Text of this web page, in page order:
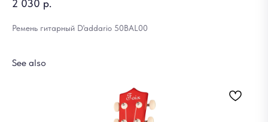
2 030 р.
Ремень гитарный D'addario 50BAL00
See also